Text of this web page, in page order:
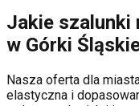
Jakie szalunki
w Górki
Nasza oferta dla
elastyczna i